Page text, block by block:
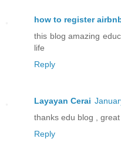
how to register
this blog amazing
life
Reply
Layayan Cerai
thanks edu blog , great
Reply